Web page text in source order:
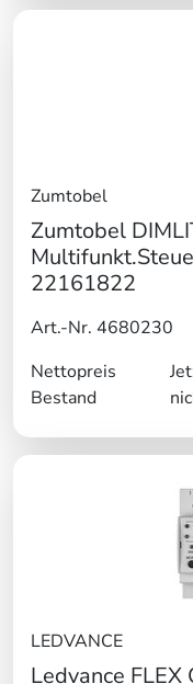
Zumtobel
Zumtobel
22161822
Art.-Nr. 4680230
Nettopreis
Bestand
LEDVANCE
Ledvance FLEX